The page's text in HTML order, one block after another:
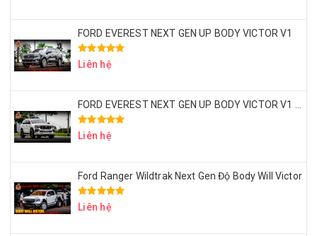
FORD EVEREST NEXT GEN UP BODY VICTOR V1
Liên hệ
FORD EVEREST NEXT GEN UP BODY VICTOR V1 – MÂM LỐP 20 INCH – ỐP HEO BREMBO
Liên hệ
Ford Ranger Wildtrak Next Gen Độ Body Will Victor
Liên hệ